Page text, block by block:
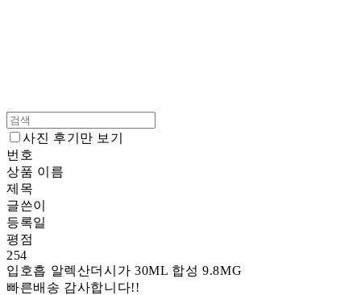
사진 후기만 보기
번호
상품 이름
제목
글쓴이
등록일
평점
254
입호흡 알렉산더시가 30ML 합성 9.8MG
빠른배송 감사합니다!!